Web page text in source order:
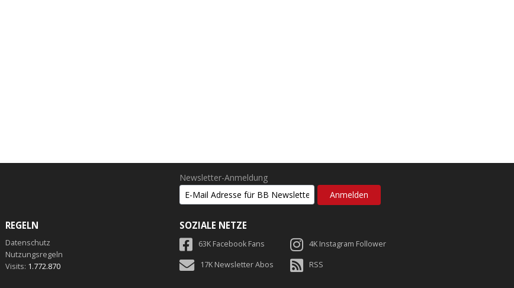
Newsletter-Anmeldung
REGELN
Datenschutz
Nutzungsregeln
Visits: 1.772.870
SOZIALE NETZE
63K Facebook Fans 4K Instagram Follower
17K Newsletter Abos RSS